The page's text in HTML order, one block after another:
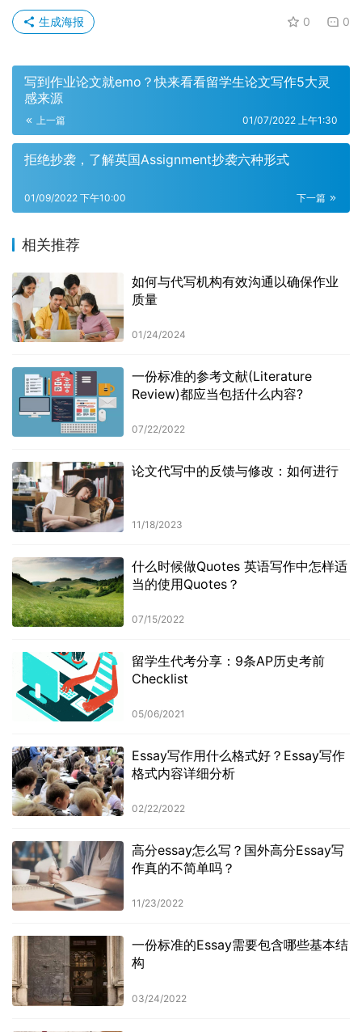
0 0
生成海报
写到作业论文就emo？快来看看留学生论文写作5大灵
感来源
上一篇 01/07/2022 上午1:30
拒绝抄袭，了解英国Assignment抄袭六种形式
下一篇
01/09/2022 下午10:00
相关推荐
如何与代写机构有效沟通以确保作业
质量
01/24/2024
一份标准的参考文献(Literature
Review)都应当包括什么内容?
07/22/2022
论文代写中的反馈与修改：如何进行
11/18/2023
什么时候做Quotes 英语写作中怎样适
当的使用Quotes？
07/15/2022
留学生代考分享：9条AP历史考前
Checklist
05/06/2021
Essay写作用什么格式好？Essay写作
格式内容详细分析
02/22/2022
高分essay怎么写？国外高分Essay写
作真的不简单吗？
11/23/2022
一份标准的Essay需要包含哪些基本结
构
03/24/2022